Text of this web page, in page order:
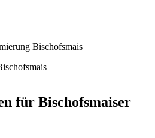
für Bischofsmaiser